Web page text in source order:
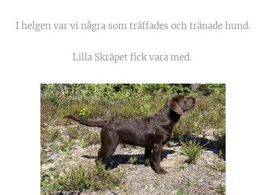
I helgen var vi några som träffades och tränade hund.
Lilla Skräpet fick vara med.